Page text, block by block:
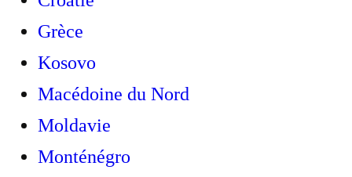
Grèce
Kosovo
Macédoine du Nord
Moldavie
Monténégro